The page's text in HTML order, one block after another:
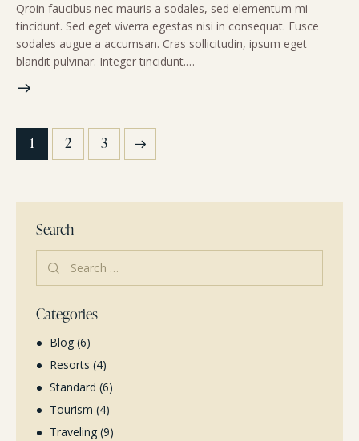
Qroin faucibus nec mauris a sodales, sed elementum mi
tincidunt. Sed eget viverra egestas nisi in consequat. Fusce
sodales augue a accumsan. Cras sollicitudin, ipsum eget
blandit pulvinar. Integer tincidunt.…
1 2 3
Search
Categories
Blog(6)
Resorts (4)
Standard (6)
Tourism (4)
Traveling(9)